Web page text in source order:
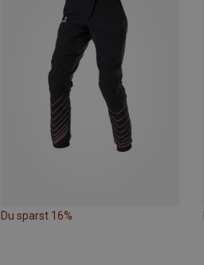
Du sparst 16%